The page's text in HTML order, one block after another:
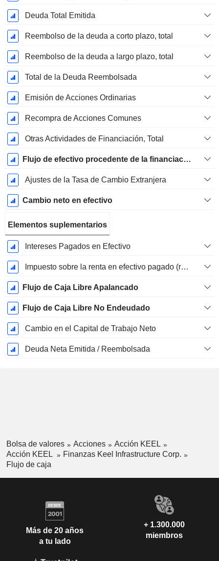
Deuda Total Emitida
Reembolso de la deuda a corto plazo, total
Reembolso de la deuda a largo plazo, total
Total de la Deuda Reembolsada
Emisión de Acciones Ordinarias
Recompra de Acciones Comunes
Otras Actividades de Financiación, Total
Flujo de efectivo procedente de la financiación
Ajustes de la Tasa de Cambio Extranjera
Cambio neto en efectivo
Elementos suplementarios
Intereses Pagados en Efectivo
Impuesto sobre la renta en efectivo pagado (reembolso)
Flujo de Caja Libre Apalancado
Flujo de Caja Libre No Endeudado
Cambio en el Capital de Trabajo Neto
Deuda Neta Emitida / Reembolsada
Bolsa de valores Acciones
Acción KEEL
Acción KEEL
Finanzas Keel Infrastructure Corp.
Flujo de caja
Más de 20 años
a tu lado
+ 1.300.000
miembros